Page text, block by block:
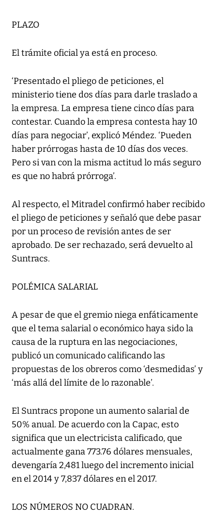
PLAZO
El trámite oficial ya está en proceso.
‘Presentado el pliego de peticiones, el
ministerio tiene dos días para darle traslado a
la empresa. La empresa tiene cinco días para
contestar. Cuando la empresa contesta hay 10
días para negociar’, explicó Méndez. ‘Pueden
haber prórrogas hasta de 10 días dos veces.
Pero si van con la misma actitud lo más seguro
es que no habrá prórroga’.
Al respecto, el Mitradel confirmó haber recibido
el pliego de peticiones y señaló que debe pasar
por un proceso de revisión antes de ser
aprobado. De ser rechazado, será devuelto al
Suntracs.
POLÉMICA SALARIAL
A pesar de que el gremio niega enfáticamente
que el tema salarial o económico haya sido la
causa de la ruptura en las negociaciones,
publicó un comunicado calificando las
propuestas de los obreros como ‘desmedidas’ y
‘más allá del límite de lo razonable’.
El Suntracs propone un aumento salarial de
50% anual. De acuerdo con la Capac, esto
significa que un electricista calificado, que
actualmente gana 773.76 dólares mensuales,
devengaría 2,481 luego del incremento inicial
en el 2014 y 7,837 dólares en el 2017.
LOS NÚMEROS NO CUADRAN.